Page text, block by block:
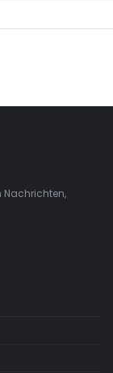
Nachrichten,